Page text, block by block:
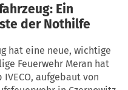
Ein
der Nothilfe
hat eine neue, wichtige
Feuerwehr Meran hat
aufgebaut von